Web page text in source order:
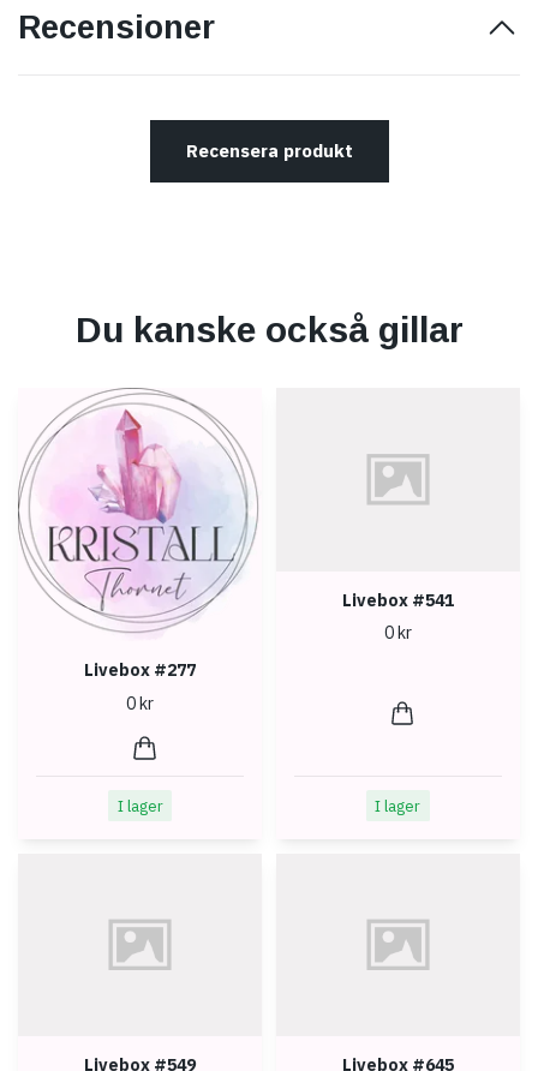
Recensioner
Recensera produkt
Du kanske också gillar
Livebox #277
0 kr
I lager
Livebox #541
0 kr
I lager
Livebox #549
Livebox #645